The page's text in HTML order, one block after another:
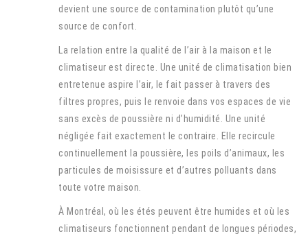
devient une source de contamination plutôt qu’une
source de confort.
La relation entre la qualité de l’air à la maison et le
climatiseur est directe. Une unité de climatisation bien
entretenue aspire l’air, le fait passer à travers des
filtres propres, puis le renvoie dans vos espaces de vie
sans excès de poussière ni d’humidité. Une unité
négligée fait exactement le contraire. Elle recircule
continuellement la poussière, les poils d’animaux, les
particules de moisissure et d’autres polluants dans
toute votre maison.
À Montréal, où les étés peuvent être humides et où les
climatiseurs fonctionnent pendant de longues périodes,